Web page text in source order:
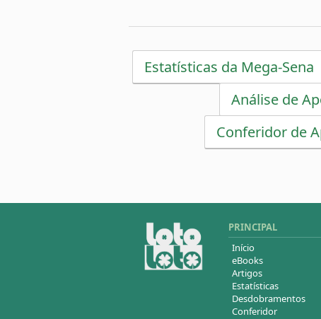
Estatísticas da Mega-Sena
Análise de
Conferidor de
PRINCIPAL
Início
eBooks
Artigos
Estatísticas
Desdobramentos
Conferidor